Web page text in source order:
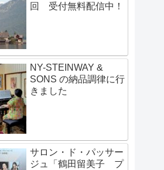
回 受付無料配信中！
NY-STEINWAY &
SONS の納品調律に行
きました
サロン・ド・パッサー
ジュ「鶴田留美子 プ